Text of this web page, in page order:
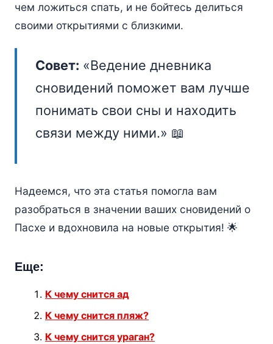
чем ложиться спать, и не бойтесь делиться
своими открытиями с близкими.
Совет: «Ведение дневника
сновидений поможет вам лучше
понимать свои сны и находить
связи между ними.» 📖
Надеемся, что эта статья помогла вам
разобраться в значении ваших сновидений о
Пасхе и вдохновила на новые открытия! 🌟
Еще:
К чему снится ад
К чему снится пляж?
К чему снится ураган?